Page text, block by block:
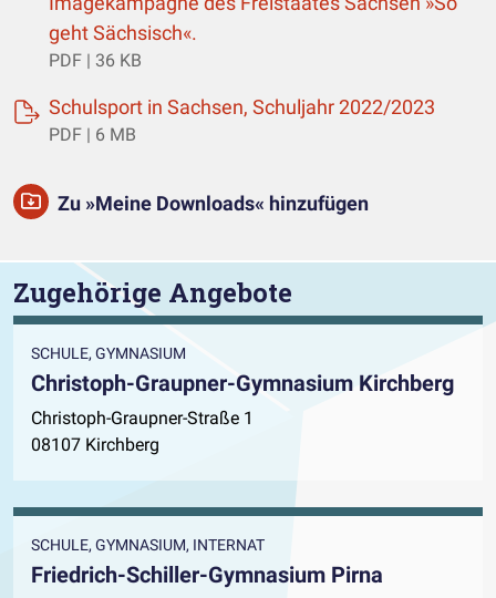
geht Sächsisch«.
PDF | 36 KB
Schulsport in Sachsen, Schuljahr 2022/2023
PDF | 6 MB
Zu »Meine Downloads« hinzufügen
Zugehörige Angebote
SCHULE, GYMNASIUM
Christoph-Graupner-Gymnasium Kirchberg
Christoph-Graupner-Straße 1
08107 Kirchberg
SCHULE, GYMNASIUM, INTERNAT
Friedrich-Schiller-Gymnasium Pirna